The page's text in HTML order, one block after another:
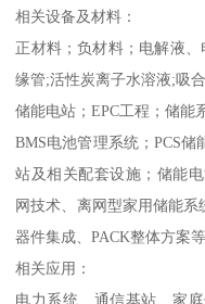
相关设备及材料：
正材料；负材料；电解液
缘管;活性炭离子水溶液;吸
储能电站；EPC工程；储能
BMS电池管理系统；PCS
站及相关配套设施；储能
网技术、离网型家用储能
器件集成、PACK整体方案等
相关应用：
电力系统、通信基站、家